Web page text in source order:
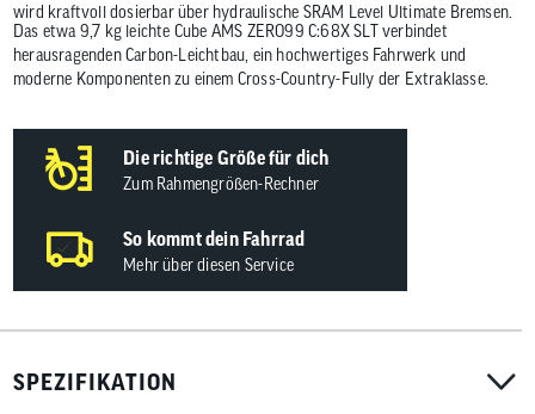
wird kraftvoll dosierbar über hydraulische SRAM Level Ultimate Bremsen.
Das etwa 9,7 kg leichte Cube AMS ZERO99 C:68X SLT verbindet
herausragenden Carbon-Leichtbau, ein hochwertiges Fahrwerk und
moderne Komponenten zu einem Cross-Country-Fully der Extraklasse.
Die richtige Größe für dich
Zum Rahmengrößen-Rechner
So kommt dein Fahrrad
Mehr über diesen Service
SPEZIFIKATION